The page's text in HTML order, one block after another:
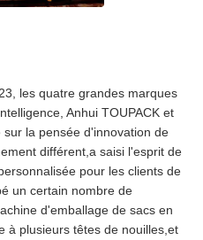
les quatre grandes marques
Anhui TOUPACK et
sur la pensée d'innovation de
différent,a saisi l'esprit de
pour les clients de
un certain nombre de
d'emballage de sacs en
à plusieurs têtes de nouilles,et